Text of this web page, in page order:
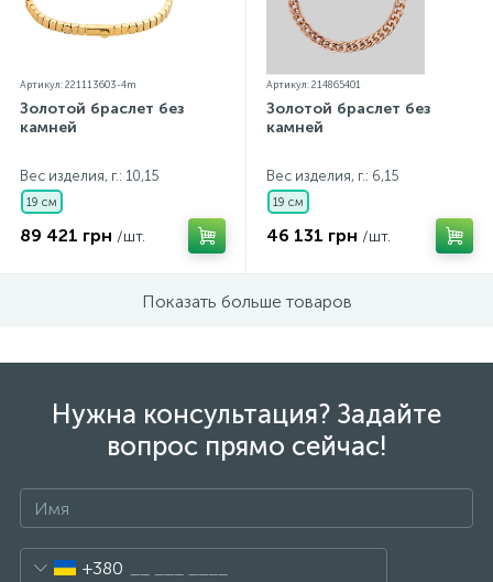
Артикул: 221113603-4m
Золотой браслет без
камней
Вес изделия, г.: 10,15
19 см
89 421 грн /шт.
Артикул: 214865401
Золотой браслет без
камней
Вес изделия, г.: 6,15
19 см
46 131 грн /шт.
Показать больше товаров
Нужна консультация? Задайте
вопрос прямо сейчас!
+380